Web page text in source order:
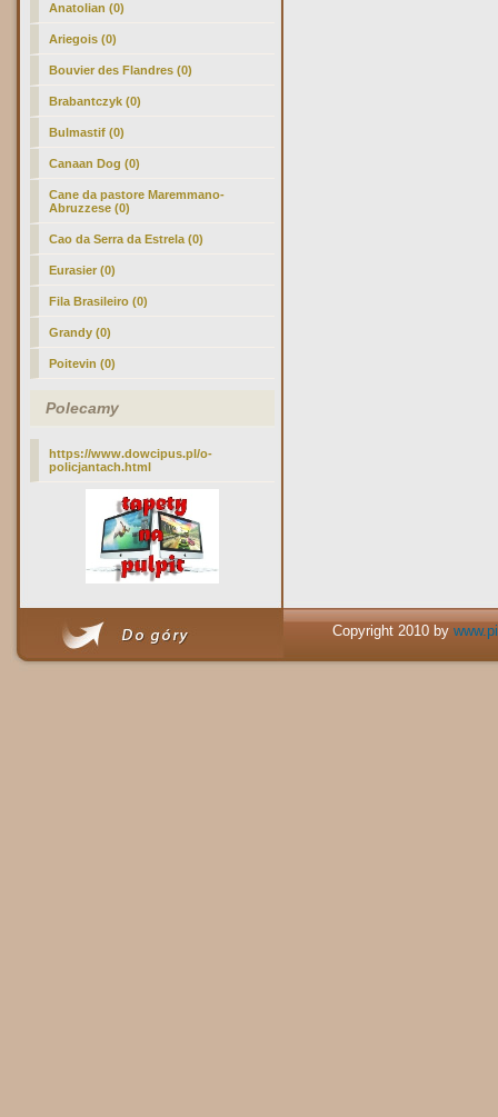
Anatolian (0)
Ariegois (0)
Bouvier des Flandres (0)
Brabantczyk (0)
Bulmastif (0)
Canaan Dog (0)
Cane da pastore Maremmano-
Abruzzese (0)
Cao da Serra da Estrela (0)
Eurasier (0)
Fila Brasileiro (0)
Grandy (0)
Poitevin (0)
Polecamy
https://www.dowcipus.pl/o-
policjantach.html
Copyright 2010 by